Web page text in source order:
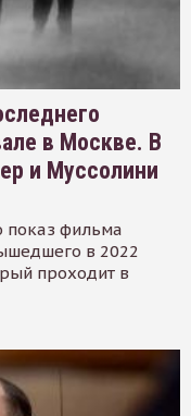
в Москве. В
и Муссолини
показ фильма
в 2022
проходит в